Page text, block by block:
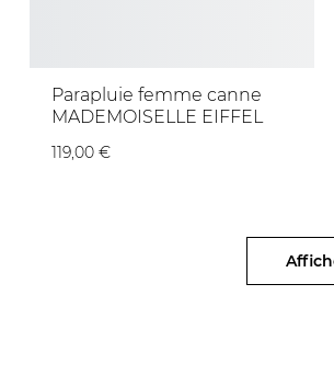
Parapluie femme canne
MADEMOISELLE EIFFEL
119,00 €